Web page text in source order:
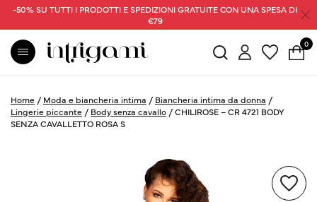
-50% SU TUTTI I PRODOTTI E SPEDIZIONI GRATUITE CON UNA SPESA DI
€79
0
Home / Moda e biancheria intima / Biancheria intima da donna /
Lingerie piccante / Body senza cavallo /CHILIROSE – CR 4721 BODY
SENZA CAVALLETTO ROSA S